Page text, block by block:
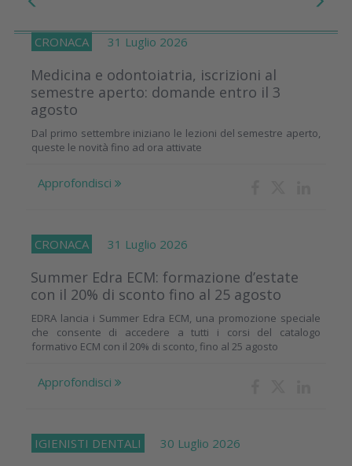
CRONACA 31 Luglio 2026
Medicina e odontoiatria, iscrizioni al
semestre aperto: domande entro il 3
agosto
Dal primo settembre iniziano le lezioni del semestre aperto,
queste le novità fino ad ora attivate
Approfondisci
CRONACA 31 Luglio 2026
Summer Edra ECM: formazione d’estate
con il 20% di sconto fino al 25 agosto
EDRA lancia i Summer Edra ECM, una promozione speciale
che consente di accedere a tutti i corsi del catalogo
formativo ECM con il 20% di sconto, fino al 25 agosto
Approfondisci
IGIENISTI DENTALI 30 Luglio 2026